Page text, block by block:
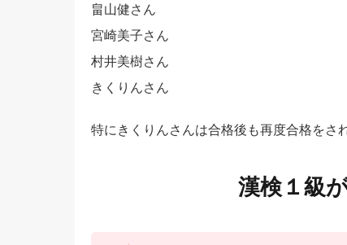
畠山健さん
宮崎美子さん
村井美樹さん
きくりんさん
特にきくりんさんは合格後も再度合格をさ
漢検１級